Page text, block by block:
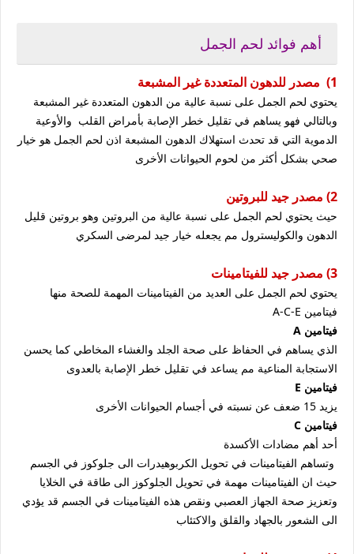
أهم فوائد لحم الجمل
1) مصدر للدهون المتعددة غير المشبعة
يحتوي لحم الجمل على نسبة عالية من الدهون المتعددة غير المشبعة
وبالتالي فهو يساهم في تقليل خطر الإصابة بأمراض القلب والأوعية
الدموية التي قد تحدث استهلاك الدهون المشبعة اذن لحم الجمل هو خيار
صحي بشكل أكثر من لحوم الحيوانات الأخرى
2) مصدر جيد للبروتين
حيث يحتوي لحم الجمل على نسبة عالية من البروتين وهو بروتين قليل
الدهون والكوليسترول مم يجعله خيار جيد لمرضى السكري
3) مصدر جيد للفيتامينات
يحتوي لحم الجمل على العديد من الفيتامينات المهمة للصحة منها
فيتامين A-C-E
فيتامين A
الذي يساهم في الحفاظ على صحة الجلد والغشاء المخاطي كما يحسن
الاستجابة المناعية مم يساعد في تقليل خطر الإصابة بالعدوى
فيتامين E
يزيد 15 ضعف عن نسبته في أجسام الحيوانات الأخرى
فيتامين C
أحد أهم مضادات الأكسدة
وتساهم الفيتامينات في تحويل الكربوهيدرات الى جلوكوز في الجسم
حيث ان الفيتامينات مهمة في تحويل الجلوكوز الى طاقة في الخلايا
وتعزيز صحة الجهاز العصبي ونقص هذه الفيتامينات في الجسم قد يؤدي
الى الشعور بالجهاد والقلق والاكتئاب